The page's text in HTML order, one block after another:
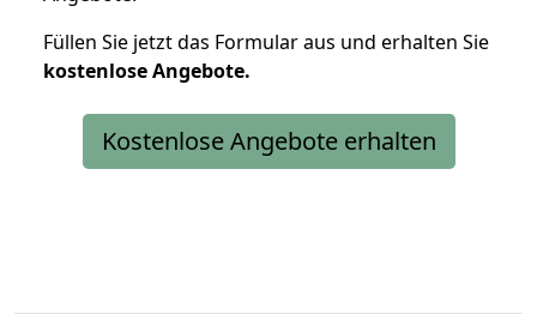
Füllen Sie jetzt das Formular aus und erhalten Sie
kostenloseAngebote.
Kostenlose Angebote erhalten